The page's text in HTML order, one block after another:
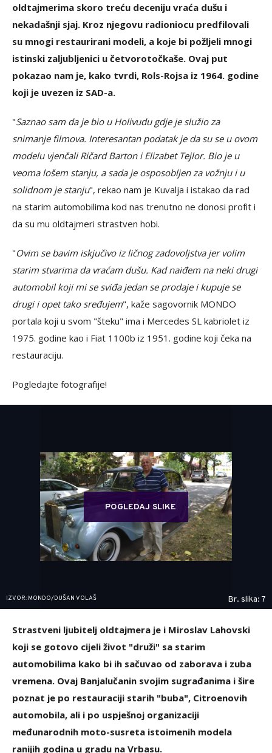
oldtajmerima skoro treću deceniju vraća dušu i
nekadašnji sjaj. Kroz njegovu radioniocu predfilovali
su mnogi restaurirani modeli, a koje bi požljeli mnogi
istinski zaljubljenici u četvorotočkaše. Ovaj put
pokazao nam je, kako tvrdi, Rols-Rojsa iz 1964. godine
koji je uvezen iz SAD-a.
"Saznao sam da je bio u Holivudu gdje je služio za
snimanje filmova. Interesantan podatak je da su se u ovom
modelu vjenčali Ričard Barton i Elizabet Tejlor. Bio je u
veoma lošem stanju, a sada je osposobljen za vožnju i u
solidnom je stanju", rekao nam je Kuvalja i istakao da rad
na starim automobilima kod nas trenutno ne donosi profit i
da su mu oldtajmeri strastven hobi.
"Ovim se bavim iskjučivo iz ličnog zadovoljstva jer volim
starim stvarima da vraćam dušu. Kad naiđem na neki drugi
automobil koji mi se sviđa jedan se prodaje i kupuje se
drugi i opet tako sređujem", kaže sagovornik MONDO
portala koji u svom "šteku" ima i Mercedes SL kabriolet iz
1975. godine kao i Fiat 1100b iz 1951. godine koji čeka na
restauraciju.
Pogledajte fotografije!
POGLEDAJ SLIKE
IZVOR: MONDO/DUŠAN VOLAŠ Br. slika: 7
Strastveni ljubitelj oldtajmera je i Miroslav Lahovski
koji se gotovo cijeli život "druži" sa starim
automobilima kako bi ih sačuvao od zaborava i zuba
vremena. Ovaj Banjalučanin svojim sugrađanima i šire
poznat je po restauraciji starih "buba", Citroenovih
automobila, ali i po uspješnoj organizaciji
međunarodnih moto-susreta istoimenih modela
ranijih godina u gradu na Vrbasu.